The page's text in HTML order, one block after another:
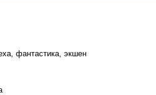
фантастика, экшен